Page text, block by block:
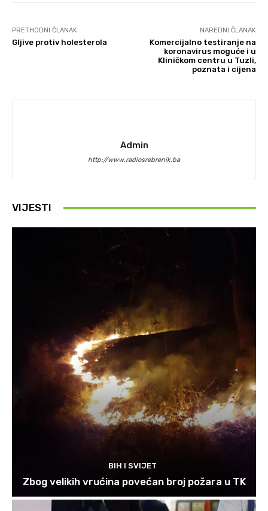
PRETHODNI ČLANAK
Gljive protiv holesterola
NAREDNI ČLANAK
Komercijalno testiranje na
koronavirus moguće i u
Kliničkom centru u Tuzli,
poznata i cijena
Admin
http://www.radiosrebrenik.ba
VIJESTI
BIH I SVIJET
Zbog velikih vrućina povećan broj požara u TK